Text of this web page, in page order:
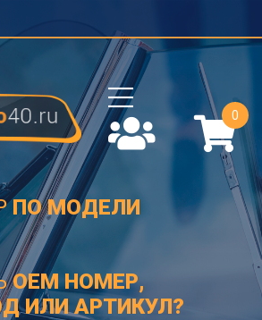
0
ПО МОДЕЛИ
OEM НОМЕР,
ИЛИ АРТИКУЛ?